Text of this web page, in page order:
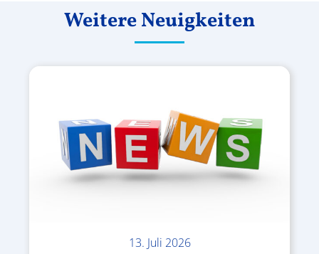
Weitere Neuigkeiten
13. Juli 2026